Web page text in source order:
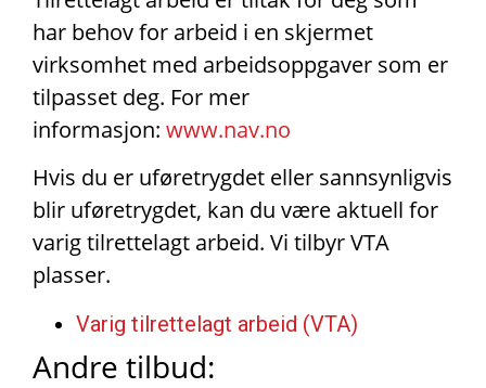
har behov for arbeid i en skjermet
virksomhet med arbeidsoppgaver som er
tilpasset deg. For mer
informasjon: www.nav.no
Hvis du er uføretrygdet eller sannsynligvis
blir uføretrygdet, kan du være aktuell for
varig tilrettelagt arbeid. Vi tilbyr VTA
plasser.
Varig tilrettelagt arbeid (VTA)
Andre tilbud: